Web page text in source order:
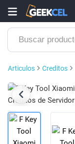
Buscar
productos...
Articulos Creditos